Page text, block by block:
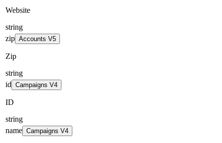
Website
string
zip Accounts V5
Zip
string
id Campaigns V4
ID
string
name Campaigns V4